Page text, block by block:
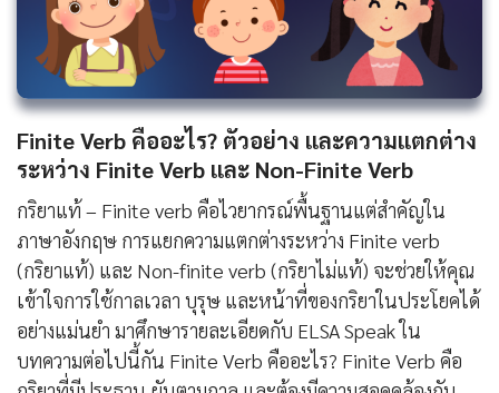
Finite Verb คืออะไร? ตัวอย่าง และความแตกต่าง
ระหว่าง Finite Verb และ Non-Finite Verb
กริยาแท้ – Finite verb คือไวยากรณ์พื้นฐานแต่สำคัญใน
ภาษาอังกฤษ การแยกความแตกต่างระหว่าง Finite verb
(กริยาแท้) และ Non-finite verb (กริยาไม่แท้) จะช่วยให้คุณ
เข้าใจการใช้กาลเวลา บุรุษ และหน้าที่ของกริยาในประโยคได้
อย่างแม่นยำ มาศึกษารายละเอียดกับ ELSA Speak ใน
บทความต่อไปนี้กัน Finite Verb คืออะไร? Finite Verb คือ